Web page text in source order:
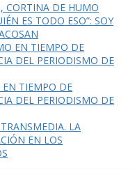
CORTINA DE HUMO
ES TODO ESO”: SOY
EN TIEMPO DE
DEL PERIODISMO DE
TIEMPO DE
DEL PERIODISMO DE
LA
EN LOS